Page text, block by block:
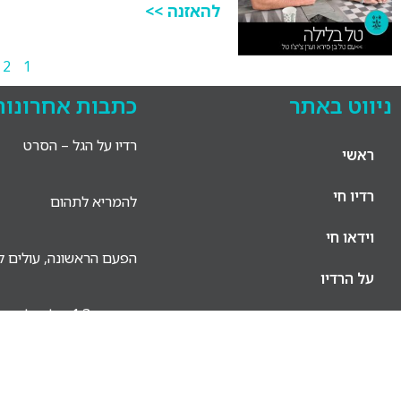
להאזנה >>
1
2
ניווט באתר
ראשי
רדיו חי
וידאו חי
על הרדיו
כתבות
רדיו על הגל – הסרט
להמריא לתהום
הפעם הראשונה, עולים
וידאו: ב־1.3 עולים לאוויר!